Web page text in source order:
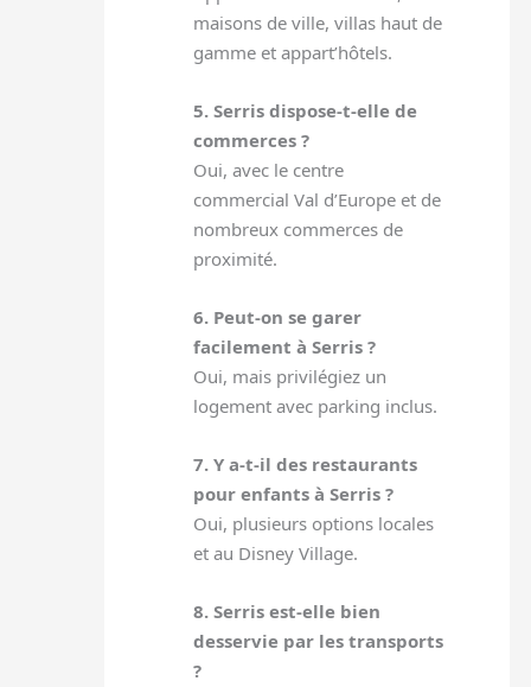
maisons de ville, villas haut de
gamme et appart’hôtels.
5. Serris dispose-t-elle de
commerces ?
Oui, avec le centre
commercial Val d’Europe et de
nombreux commerces de
proximité.
6. Peut-on se garer
facilement à Serris ?
Oui, mais privilégiez un
logement avec parking inclus.
7. Y a-t-il des restaurants
pour enfants à Serris ?
Oui, plusieurs options locales
et au Disney Village.
8. Serris est-elle bien
desservie par les transports
?